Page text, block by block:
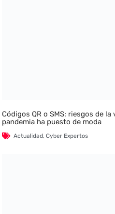
Códigos QR o SMS: riesgos de
pandemia ha puesto de moda
Actualidad,Cyber Expertos